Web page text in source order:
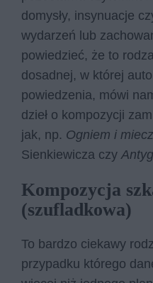
domysły, insynuacje
wydarzeń lub
powiedzieć, że to
dosadnej, w której
powiedzenia, mówi
dzieł o kompozycji
jak, np. Ogniem i
Sienkiewicza czy
Kompozycja
(szufladkowa)
To bardzo ciekawy
przypadku którego